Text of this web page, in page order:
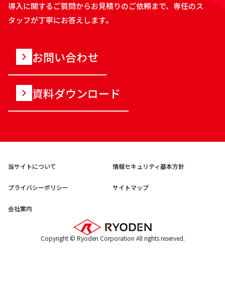
導入に関するご質問からお見積りのご依頼まで、専任のス
タッフが丁寧にお答えします。
お問い合わせ
資料ダウンロード
当サイトについて 情報セキュリティ基本方針
プライバシーポリシー サイトマップ
会社案内
Copyright © Ryoden Corporation All rights reserved.